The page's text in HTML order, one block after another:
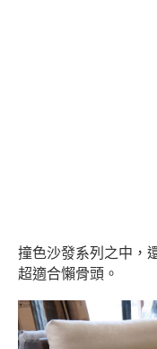
撞色沙發系列之中，
超適合懶骨頭。